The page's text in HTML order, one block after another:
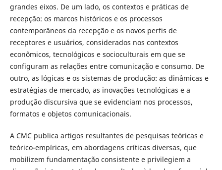
grandes eixos. De um lado, os contextos e práticas de
recepção: os marcos históricos e os processos
contemporâneos da recepção e os novos perfis de
receptores e usuários, considerados nos contextos
econômicos, tecnológicos e socioculturais em que se
configuram as relações entre comunicação e consumo. De
outro, as lógicas e os sistemas de produção: as dinâmicas e
estratégias de mercado, as inovações tecnológicas e a
produção discursiva que se evidenciam nos processos,
formatos e objetos comunicacionais.
A CMC publica artigos resultantes de pesquisas teóricas e
teórico-empíricas, em abordagens críticas diversas, que
mobilizem fundamentação consistente e privilegiem a